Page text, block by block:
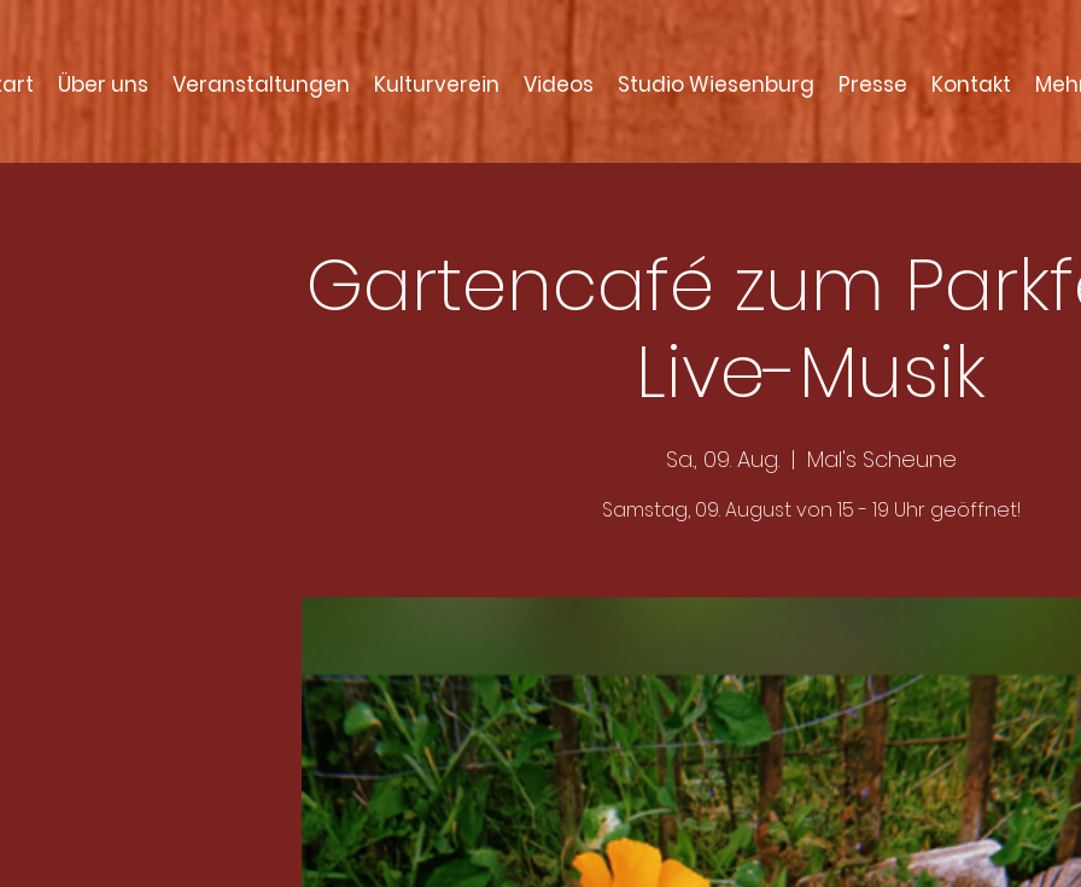
Über uns Veranstaltungen Kulturverein Videos Studio Wiesenburg Presse Kontakt
Gartencafé zum
Live-Musik
Sa., 09. Aug.
  |
Mal's Scheune
Samstag, 09. August von 15 - 19 Uhr geöffnet!